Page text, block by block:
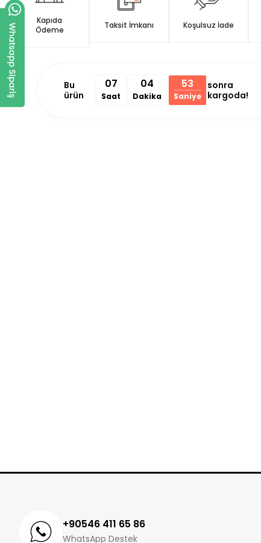
Kapıda
Ödeme
Taksit İmkanı Koşulsuz İade
Bu
ürün
07
Saat
04
Dakika
53
Saniye
sonra
kargoda!
+90546 411 65 86
WhatsApp Destek